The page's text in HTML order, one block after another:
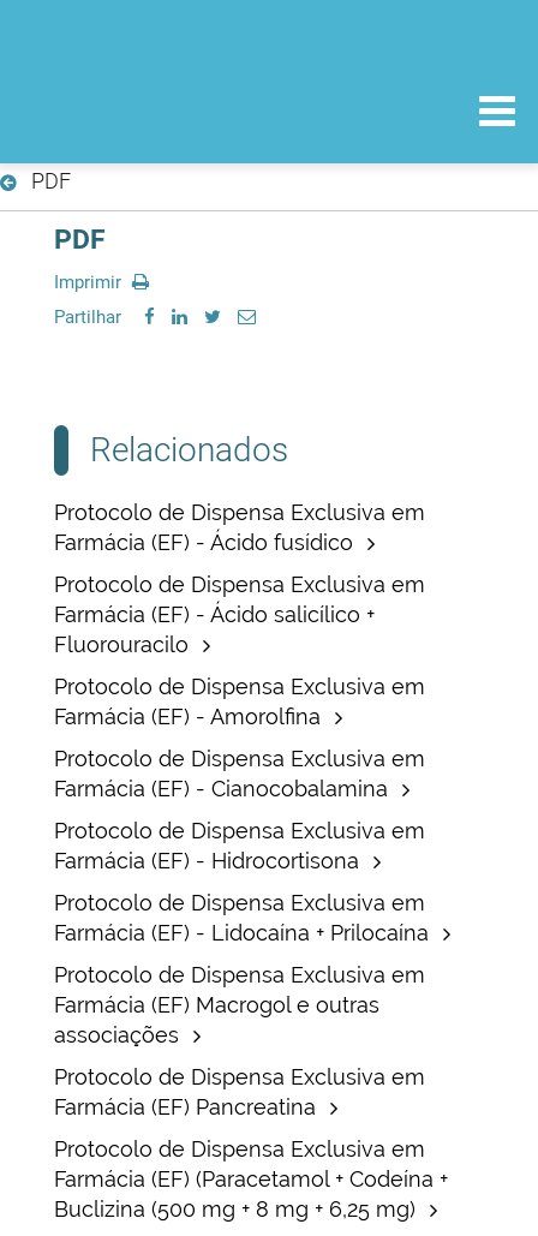
PDF
PDF
Imprimir
Partilhar
Relacionados
Protocolo de Dispensa Exclusiva em
Farmácia (EF) - Ácido fusídico
Protocolo de Dispensa Exclusiva em
Farmácia (EF) - Ácido salicílico +
Fluorouracilo
Protocolo de Dispensa Exclusiva em
Farmácia (EF) - Amorolfina
Protocolo de Dispensa Exclusiva em
Farmácia (EF) - Cianocobalamina
Protocolo de Dispensa Exclusiva em
Farmácia (EF) - Hidrocortisona
Protocolo de Dispensa Exclusiva em
Farmácia (EF) - Lidocaína + Prilocaína
Protocolo de Dispensa Exclusiva em
Farmácia (EF) Macrogol e outras
associações
Protocolo de Dispensa Exclusiva em
Farmácia (EF) Pancreatina
Protocolo de Dispensa Exclusiva em
Farmácia (EF) (Paracetamol + Codeína +
Buclizina (500 mg + 8 mg + 6,25 mg)